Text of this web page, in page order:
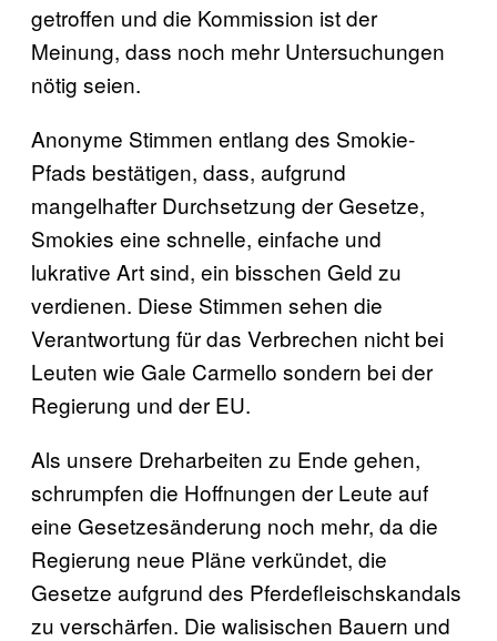
getroffen und die Kommission ist der
Meinung, dass noch mehr Untersuchungen
nötig seien.
Anonyme Stimmen entlang des Smokie-
Pfads bestätigen, dass, aufgrund
mangelhafter Durchsetzung der Gesetze,
Smokies eine schnelle, einfache und
lukrative Art sind, ein bisschen Geld zu
verdienen. Diese Stimmen sehen die
Verantwortung für das Verbrechen nicht bei
Leuten wie Gale Carmello sondern bei der
Regierung und der EU.
Als unsere Dreharbeiten zu Ende gehen,
schrumpfen die Hoffnungen der Leute auf
eine Gesetzesänderung noch mehr, da die
Regierung neue Pläne verkündet, die
Gesetze aufgrund des Pferdefleischskandals
zu verschärfen. Die walisischen Bauern und